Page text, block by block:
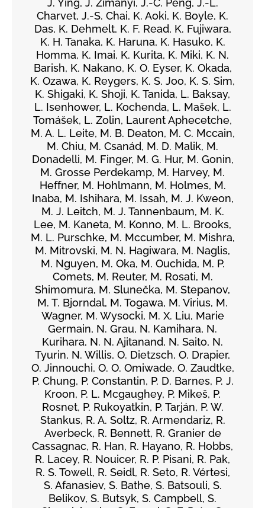
J. Ying, J. Zimányi, J.-C. Peng, J.-L.
Charvet, J.-S. Chai, K. Aoki, K. Boyle, K.
Das, K. Dehmelt, K. F. Read, K. Fujiwara,
K. H. Tanaka, K. Haruna, K. Hasuko, K.
Homma, K. Imai, K. Kurita, K. Miki, K. N.
Barish, K. Nakano, K. O. Eyser, K. Okada,
K. Ozawa, K. Reygers, K. S. Joo, K. S. Sim,
K. Shigaki, K. Shoji, K. Tanida, L. Baksay,
L. Isenhower, L. Kochenda, L. Mašek, L.
Tomášek, L. Zolin, Laurent Aphecetche,
M. A. L. Leite, M. B. Deaton, M. C. Mccain,
M. Chiu, M. Csanád, M. D. Malik, M.
Donadelli, M. Finger, M. G. Hur, M. Gonin,
M. Grosse Perdekamp, M. Harvey, M.
Heffner, M. Hohlmann, M. Holmes, M.
Inaba, M. Ishihara, M. Issah, M. J. Kweon,
M. J. Leitch, M. J. Tannenbaum, M. K.
Lee, M. Kaneta, M. Konno, M. L. Brooks,
M. L. Purschke, M. Mccumber, M. Mishra,
M. Mitrovski, M. N. Hagiwara, M. Naglis,
M. Nguyen, M. Oka, M. Ouchida, M. P.
Comets, M. Reuter, M. Rosati, M.
Shimomura, M. Slunečka, M. Stepanov,
M. T. Bjorndal, M. Togawa, M. Virius, M.
Wagner, M. Wysocki, M. X. Liu, Marie
Germain, N. Grau, N. Kamihara, N.
Kurihara, N. N. Ajitanand, N. Saito, N.
Tyurin, N. Willis, O. Dietzsch, O. Drapier,
O. Jinnouchi, O. O. Omiwade, O. Zaudtke,
P. Chung, P. Constantin, P. D. Barnes, P. J.
Kroon, P. L. Mcgaughey, P. Mikeš, P.
Rosnet, P. Rukoyatkin, P. Tarján, P. W.
Stankus, R. A. Soltz, R. Armendariz, R.
Averbeck, R. Bennett, R. Granier de
Cassagnac, R. Han, R. Hayano, R. Hobbs,
R. Lacey, R. Nouicer, R. P. Pisani, R. Pak,
R. S. Towell, R. Seidl, R. Seto, R. Vértesi,
S. Afanasiev, S. Bathe, S. Batsouli, S.
Belikov, S. Butsyk, S. Campbell, S.